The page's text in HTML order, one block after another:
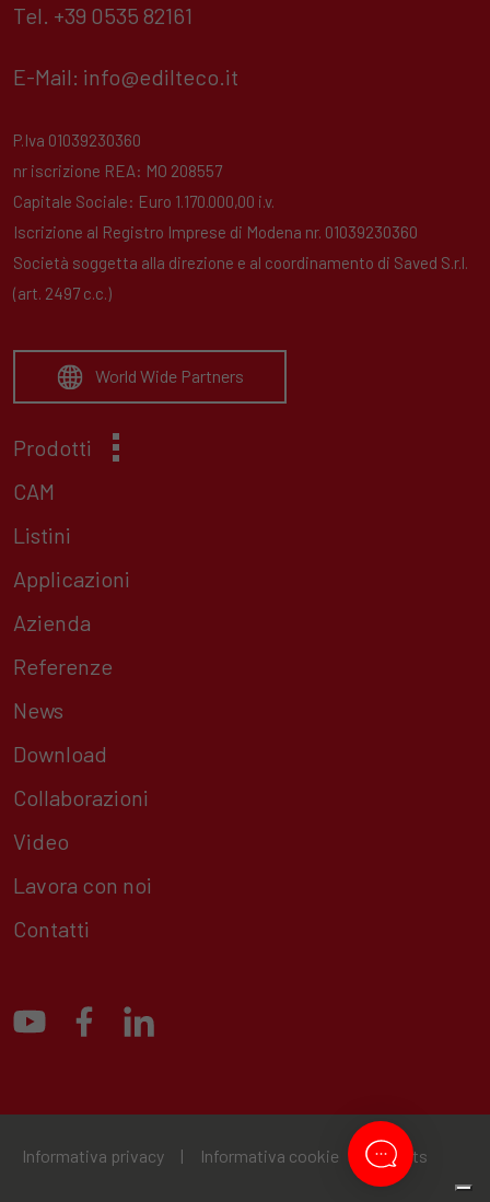
Tel. +39 0535 82161
E-Mail: info@edilteco.it
P.Iva 01039230360
nr iscrizione REA: MO 208557
Capitale Sociale: Euro 1.170.000,00 i.v.
Iscrizione al Registro Imprese di Modena nr. 01039230360
Società soggetta alla direzione e al coordinamento di Saved S.r.l.
(art. 2497 c.c.)
World Wide Partners
Prodotti
CAM
Listini
Applicazioni
Azienda
Referenze
News
Download
Collaborazioni
Video
Lavora con noi
Contatti
Informativa privacy | Informativa cookie Credits